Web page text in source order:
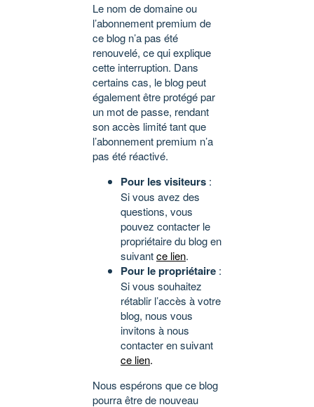
Le nom de domaine ou
l’abonnement premium de
ce blog n’a pas été
renouvelé, ce qui explique
cette interruption. Dans
certains cas, le blog peut
également être protégé par
un mot de passe, rendant
son accès limité tant que
l’abonnement premium n’a
pas été réactivé.
Pour les visiteurs :
Si vous avez des
questions, vous
pouvez contacter le
propriétaire du blog en
suivantce lien.
Pour le propriétaire :
Si vous souhaitez
rétablir l’accès à votre
blog, nous vous
invitons à nous
contacter en suivant
ce lien.
Nous espérons que ce blog
pourra être de nouveau